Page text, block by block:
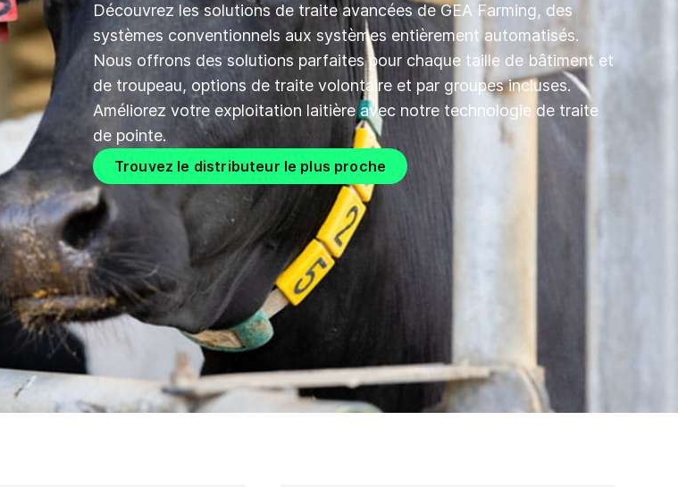
Découvrez les solutions de traite avancées de GEA Farming, des
systèmes conventionnels aux systèmes entièrement automatisés.
Nous offrons des solutions parfaites pour chaque taille de bâtiment et
de troupeau, options de traite volontaire et par groupes incluses.
Améliorez votre exploitation laitière avec notre technologie de traite
de pointe.
Trouvez le distributeur le plus proche